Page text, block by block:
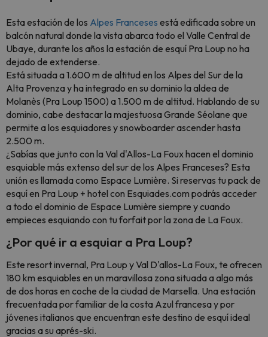
Esta estación de los Alpes Franceses está edificada sobre un
balcón natural donde la vista abarca todo el Valle Central de
Ubaye, durante los años la estación de esquí Pra Loup no ha
dejado de extenderse.
Está situada a 1.600 m de altitud en los Alpes del Sur de la
Alta Provenza y ha integrado en su dominio la aldea de
Molanès (Pra Loup 1500) a 1.500 m de altitud. Hablando de su
dominio, cabe destacar la majestuosa Grande Séolane que
permite a los esquiadores y snowboarder ascender hasta
2.500 m.
¿Sabías que junto con la Val d'Allos-La Foux hacen el dominio
esquiable más extenso del sur de los Alpes Franceses? Esta
unión es llamada como Espace Lumière. Si reservas tu pack de
esquí en Pra Loup + hotel con Esquiades.com podrás acceder
a todo el dominio de Espace Lumière siempre y cuando
empieces esquiando con tu forfait por la zona de La Foux.
¿Por qué ir a esquiar a Pra Loup?
Este resort invernal, Pra Loup y Val D'allos-La Foux, te ofrecen
180 km esquiables en un maravillosa zona situada a algo más
de dos horas en coche de la ciudad de Marsella. Una estación
frecuentada por familiar de la costa Azul francesa y por
jóvenes italianos que encuentran este destino de esquí ideal
gracias a su aprés-ski.